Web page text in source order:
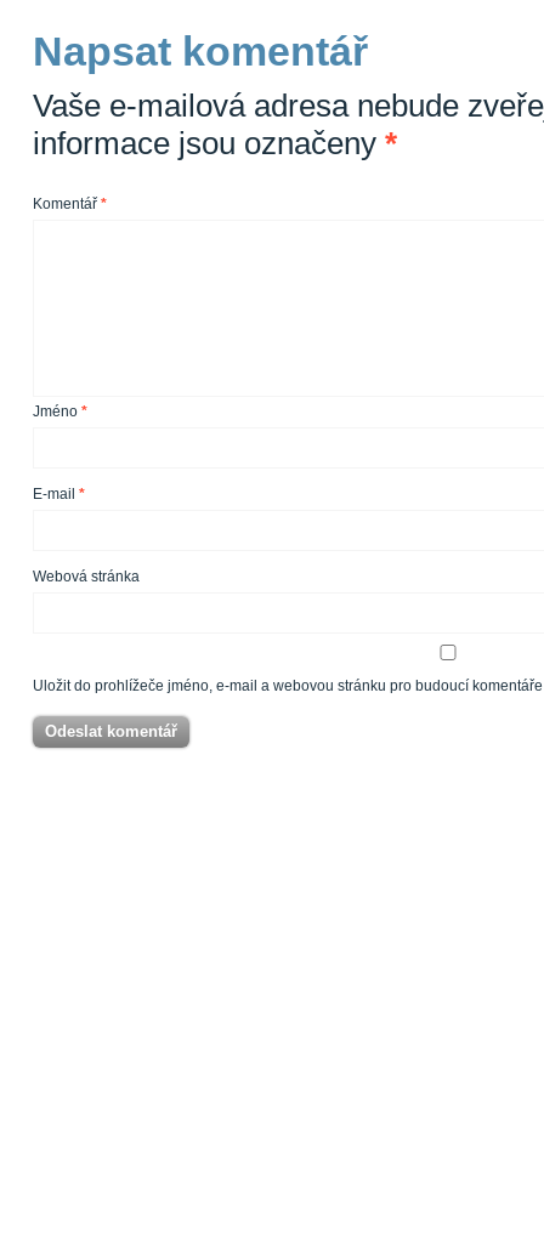
Napsat komentář
Vaše e-mailová adresa nebude
informace jsou označeny *
Komentář *
Jméno *
E-mail *
Webová stránka
Uložit do prohlížeče jméno, e-mail a webovou stránku pro budoucí